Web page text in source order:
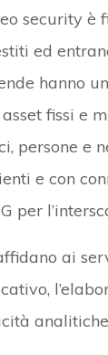
security è
ed
hanno
fissi e
persone e
e con
per
ai